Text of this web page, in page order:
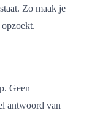
Zo maak je
Geen
antwoord van